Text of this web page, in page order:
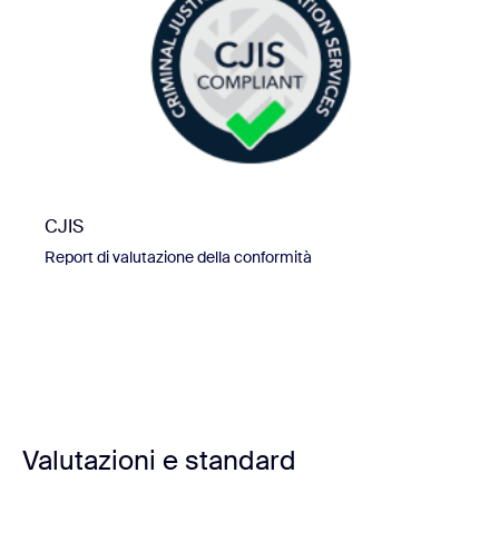
CJIS
Report di valutazione della conformità
Valutazioni e standard